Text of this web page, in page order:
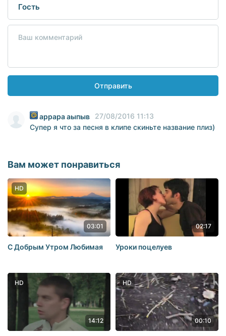
Отправить
аррара аыпыв
27/08/2016 11:13
Супер я что за песня в клипе скиньте название плиз)
Вам может понравиться
HD
03:01
С Добрым Утром Любимая
02:17
Уроки поцелуев
HD
14:12
HD
00:10